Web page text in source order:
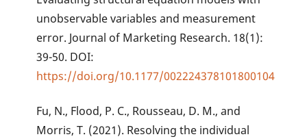
unobservable variables and measurement
error. Journal of Marketing Research. 18(1):
39-50. DOI:
https://doi.org/10.1177/002224378101800104
Fu, N., Flood, P. C., Rousseau, D. M., and
Morris, T. (2021). Resolving the individual